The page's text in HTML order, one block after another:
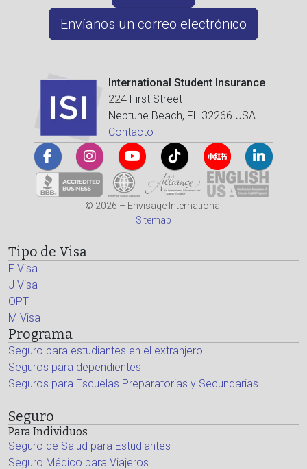
Envíanos un correo electrónico
International Student Insurance
224 First Street
Neptune Beach, FL 32266 USA
Contacto
© 2026 – Envisage International
Sitemap
Tipo de Visa
F Visa
J Visa
OPT
M Visa
Programa
Seguro para estudiantes en el extranjero
Seguros para dependientes
Seguros para Escuelas Preparatorias y Secundarias
Seguro
Para Individuos
Seguro de Salud para Estudiantes
Seguro Médico para Viajeros